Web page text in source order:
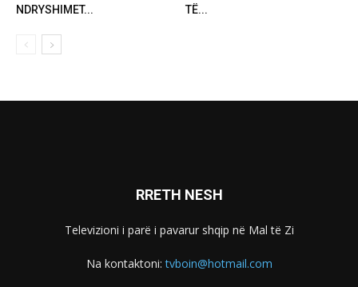
NDRYSHIMET...
TË...
RRETH NESH
Televizioni i parë i pavarur shqip në Mal të Zi
Na kontaktoni:tvboin@hotmail.com